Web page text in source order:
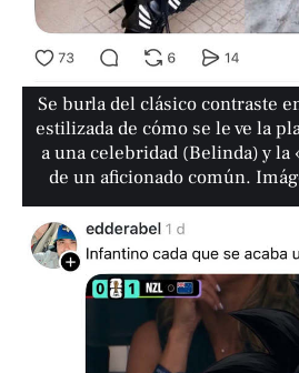
Se burla del clásico contraste
estilizada de cómo se le ve la
a una celebridad (Belinda) y la
de un aficionado común.